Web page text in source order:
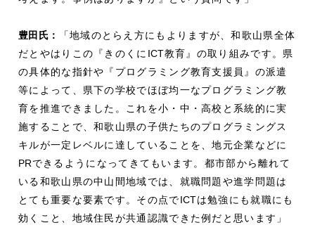
豊田氏：
「地域のとらえ方にもよりますが、和歌山県全体
だとやはりこの『きのくに ICT教育』の取り組みです。県
の具体的な指針や『プログラミング教育支援員』の派遣
等によって、県下の学校でほぼ均一なプログラミング教
育を推進できました。これを小・中・高校と系統的に実
施することで、和歌山県の子供たちのプログラミングス
キルが一定レベルに達していることを、地元企業などに
PRできるようになってきてもいます。都市部から離れて
いる和歌山県の中山間地域では、就職問題や進学問題は
とても重要な要素です。その点でICTは勉強にも就職にも
効くこと、地域住民が共通認識できた例だと思います」